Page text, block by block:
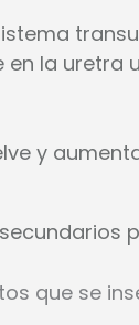
en la uretra
y